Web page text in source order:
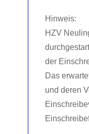
Hinweis:
HZV
der
Das
und deren